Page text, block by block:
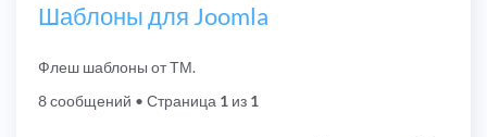
Шаблоны для Joomla
Флеш шаблоны от ТМ.
8 сообщений • Страница 1 из 1